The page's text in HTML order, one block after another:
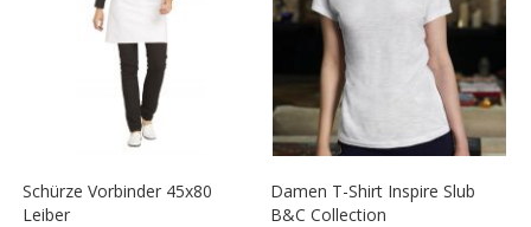
Schürze Vorbinder 45x80
Leiber
Damen T-Shirt Inspire Slub
B&C Collection